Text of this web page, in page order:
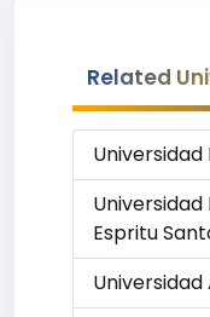
Related
Espritu